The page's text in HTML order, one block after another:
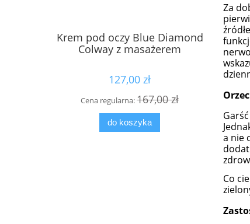
Krem pod oczy Blue Diamond
Colway z masażerem
127,00 zł
Cena regularna:167,00 zł
do koszyka
Płyn
Za
a nie
Co